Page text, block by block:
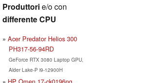
Produttorie/o con
differente CPU
Acer Predator Helios 300
PH317-56-94RD
GeForce RTX 3080 Laptop GPU,
Alder Lake-P i9-12900H